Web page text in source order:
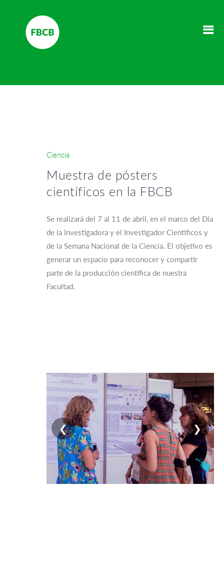
Ciencia
Muestra de pósters
científicos en la FBCB
Se realizará del 7 al 11 de abril, en el marco del Día
de la Investigadora y el Investigador Científicos y
de la Semana Nacional de la Ciencia. El objetivo es
generar un espacio para reconocer y compartir
parte de la producción científica de nuestra
Facultad.
❮ ❯